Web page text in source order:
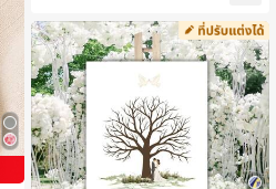
านแต่งงาน, ตกแต่งงานหมั้นเจ้าสาว, ต
กแต่งงานแต่งงาน, แสดงในบ้าน, โอกา
สพิเศษ, ของขวัญวันครบรอบ